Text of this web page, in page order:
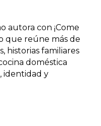
autora con ¡Come
que reúne más de
historias familiares
doméstica
identidad y